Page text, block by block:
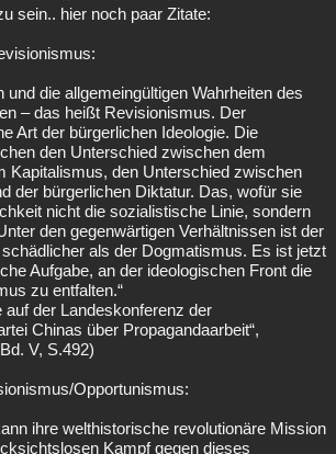
sein.. hier noch paar Zitate:
und die allgemeingültigen Wahrheiten des
– das heißt Revisionismus. Der
Art der bürgerlichen Ideologie. Die
den Unterschied zwischen dem
Kapitalismus, den Unterschied zwischen
der bürgerlichen Diktatur. Das, wofür sie
nicht die sozialistische Linie, sondern
den gegenwärtigen Verhältnissen ist der
als der Dogmatismus. Es ist jetzt
Aufgabe, an der ideologischen Front die
zu entfalten.“
auf der Landeskonferenz der
Chinas über Propagandaarbeit“,
V, S.492)
Opportunismus:
ihre welthistorische revolutionäre Mission
Kampf gegen dieses